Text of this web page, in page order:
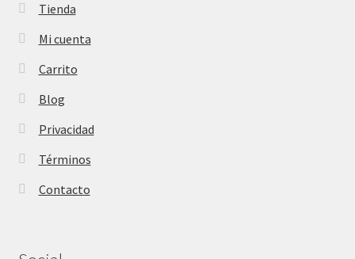
Tienda
Mi cuenta
Carrito
Blog
Privacidad
Términos
Contacto